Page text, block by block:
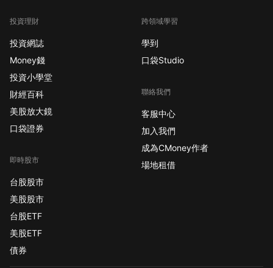
投資理財
投資網誌
Money錢
投資小學堂
財經百科
美股放大鏡
口袋證券
即時股市
台股股市
美股股市
台股ETF
美股ETF
債券
跨領域學習
學到
口袋Studio
聯絡我們
客服中心
加入我們
成為CMoney作者
場地租借